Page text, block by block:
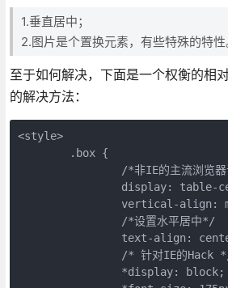
1.垂直居中；
2.图片是个置换元素，有些特殊的特性
至于如何解决，下面是一个权衡的相
的解决方法：
<style>